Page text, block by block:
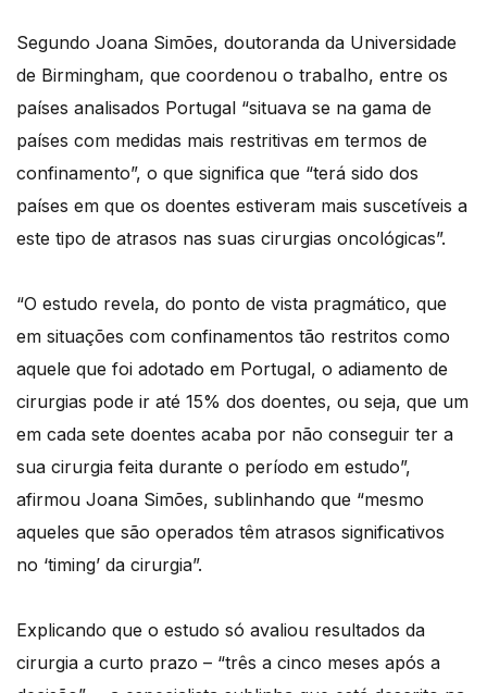
Segundo Joana Simões, doutoranda da Universidade
de Birmingham, que coordenou o trabalho, entre os
países analisados Portugal “situava se na gama de
países com medidas mais restritivas em termos de
confinamento”, o que significa que “terá sido dos
países em que os doentes estiveram mais suscetíveis a
este tipo de atrasos nas suas cirurgias oncológicas”.
“O estudo revela, do ponto de vista pragmático, que
em situações com confinamentos tão restritos como
aquele que foi adotado em Portugal, o adiamento de
cirurgias pode ir até 15% dos doentes, ou seja, que um
em cada sete doentes acaba por não conseguir ter a
sua cirurgia feita durante o período em estudo”,
afirmou Joana Simões, sublinhando que “mesmo
aqueles que são operados têm atrasos significativos
no ‘timing’ da cirurgia”.
Explicando que o estudo só avaliou resultados da
cirurgia a curto prazo – “três a cinco meses após a